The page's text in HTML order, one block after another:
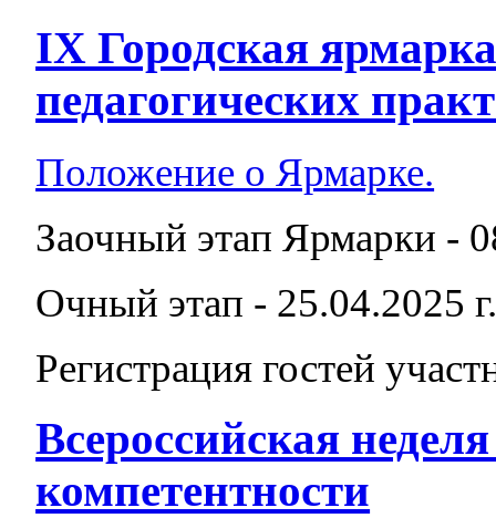
IX Городская
педагогических
Положение о Ярмарке.
Заочный этап Ярмарки -
Очный этап - 25.04.2025
Регистрация гостей
Всероссийская
компетентности